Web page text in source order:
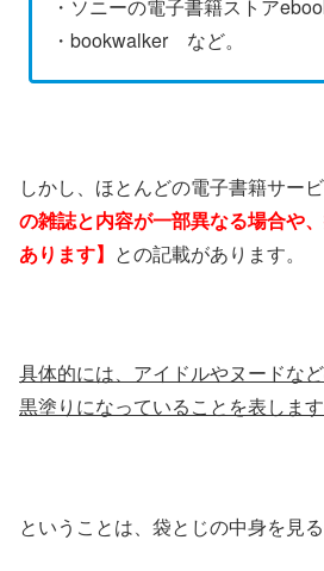
・ソニーの電子書籍ストア
・bookwalker など。
しかし、ほとんどの電子書籍サー
の雑誌と内容が一部異なる場合や
あります】 との記載があります。
具体的には、アイドルやヌードな
黒塗りになっていることを表します
ということは、袋とじの中身を見